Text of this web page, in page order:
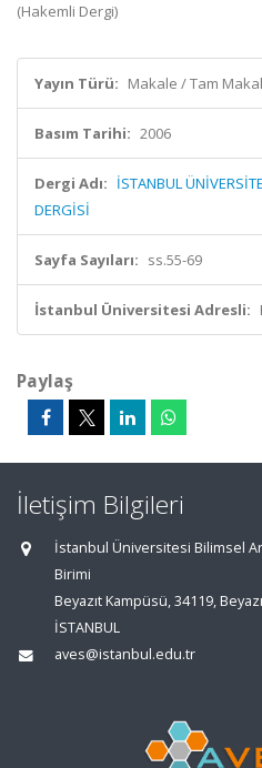
(Hakemli Dergi)
Yayın Türü: Makale / Tam
Basım Tarihi: 2006
Dergi Adı: İSTANBUL
DERGİSİ
Sayfa Sayıları: ss.55-69
İstanbul Üniversitesi Adresli:
Paylaş
İletişim Bilgileri
İstanbul Üniversitesi Bilimsel
Birimi
Beyazıt Kampüsü, 34119,
İSTANBUL
aves@istanbul.edu.tr